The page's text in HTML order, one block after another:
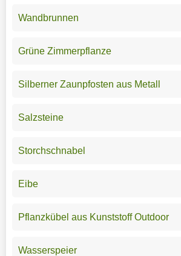
Wandbrunnen
Grüne Zimmerpflanze
Silberner Zaunpfosten aus Metall
Salzsteine
Storchschnabel
Eibe
Pflanzkübel aus Kunststoff Outdoor
Wasserspeier